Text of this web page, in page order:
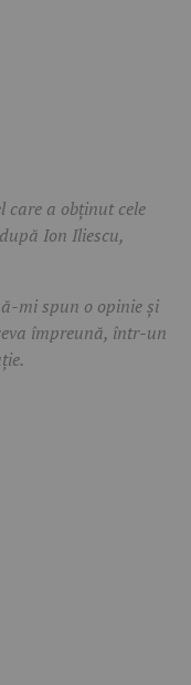
a obținut cele
Ion Iliescu,
mi spun o opinie și
împreună, într-un